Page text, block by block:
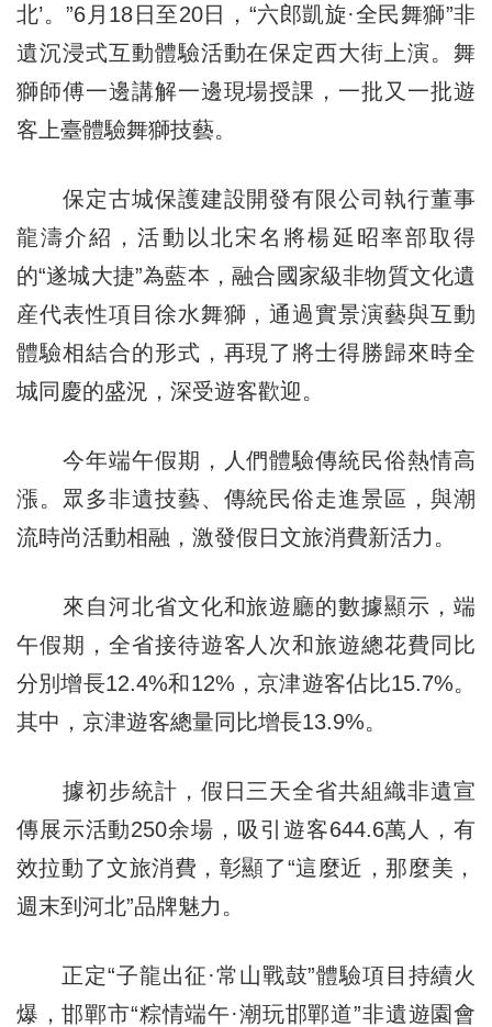
北’。”6月18日至20日，“六郎凱旋·全民舞獅”非
遺沉浸式互動體驗活動在保定西大街上演。舞
獅師傅一邊講解一邊現場授課，一批又一批遊
客上臺體驗舞獅技藝。
保定古城保護建設開發有限公司執行董事
龍濤介紹，活動以北宋名將楊延昭率部取得
的“遂城大捷”為藍本，融合國家級非物質文化遺
産代表性項目徐水舞獅，通過實景演藝與互動
體驗相結合的形式，再現了將士得勝歸來時全
城同慶的盛況，深受遊客歡迎。
今年端午假期，人們體驗傳統民俗熱情高
漲。眾多非遺技藝、傳統民俗走進景區，與潮
流時尚活動相融，激發假日文旅消費新活力。
來自河北省文化和旅遊廳的數據顯示，端
午假期，全省接待遊客人次和旅遊總花費同比
分別增長12.4%和12%，京津遊客佔比15.7%。
其中，京津遊客總量同比增長13.9%。
據初步統計，假日三天全省共組織非遺宣
傳展示活動250余場，吸引遊客644.6萬人，有
效拉動了文旅消費，彰顯了“這麼近，那麼美，
週末到河北”品牌魅力。
正定“子龍出征·常山戰鼓”體驗項目持續火
爆，邯鄲市“粽情端午·潮玩邯鄲道”非遺遊園會